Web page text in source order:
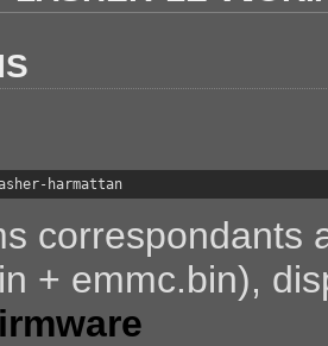
harmattan
correspondants
+ emmc.bin),